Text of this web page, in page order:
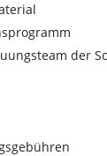
der